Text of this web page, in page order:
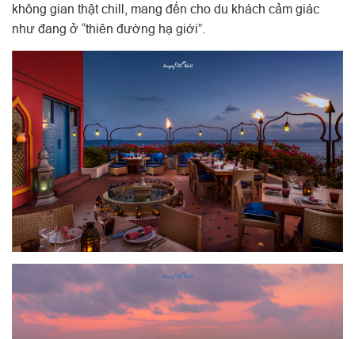
không gian thật chill, mang đến cho du khách cảm giác
như đang ở “thiên đường hạ giới”.